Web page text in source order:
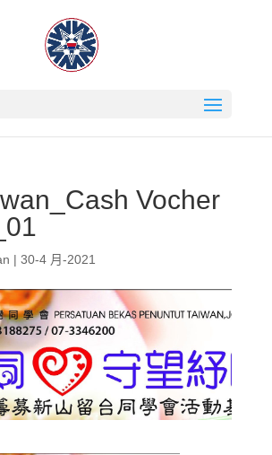
Vocher
| 30-4 月-2021